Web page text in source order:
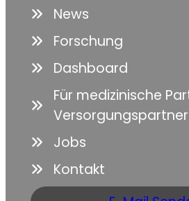
News
Forschung
Dashboard
Für medizinische
Versorgungspartner
Jobs
Kontakt